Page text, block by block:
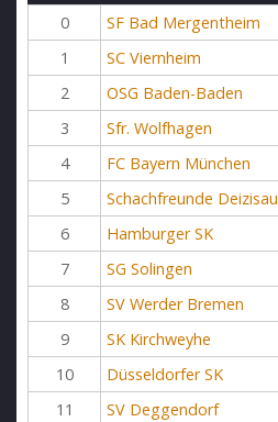
0
SF Bad Mergentheim
1
SC Viernheim
2
OSG Baden-Baden
3
Sfr. Wolfhagen
4
FC Bayern München
5
Schachfreunde Deizisau
6
Hamburger SK
7
SG Solingen
8
SV Werder Bremen
9
SK Kirchweyhe
10
Düsseldorfer SK
11
SV Deggendorf